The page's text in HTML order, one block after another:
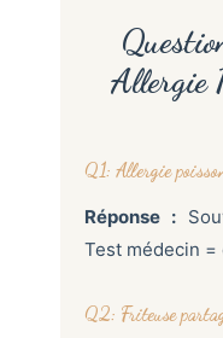
Allergie
Q1: Allergie
Réponse :
Test médecin =
Q2: Friteuse